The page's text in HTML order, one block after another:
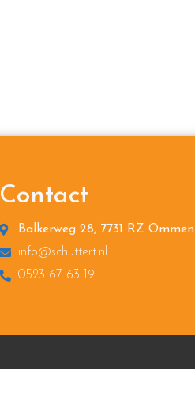
Contact
Balkerweg 28, 7731 RZ Ommen
info@schuttert.nl
0523 67 63 19